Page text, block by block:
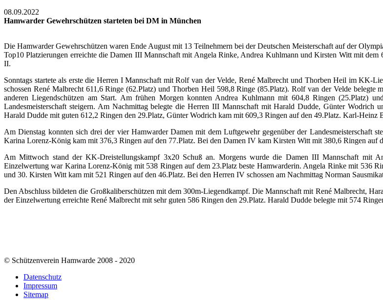
08.09.2022
Hamwarder Gewehrschützen starteten bei DM in München
Die Hamwarder Gewehrschützen waren Ende August mit 13 Teilnehmern bei der Deutschen Meisterschaft auf der
Top10 Platzierungen erreichte die Damen III Mannschaft mit Angela Rinke, Andrea Kuhlmann und Kirsten Witt mit
II.
Sonntags startete als erste die Herren I Mannschaft mit Rolf van der Velde, René Malbrecht und Thorben Heil im KK-
schossen René Malbrecht 611,6 Ringe (62.Platz) und Thorben Heil 598,8 Ringe (85.Platz). Rolf van der Velde
anderen Liegendschützen am Start. Am frühen Morgen konnten Andrea Kuhlmann mit 604,8 Ringen (25.Platz)
Landesmeisterschaft steigern. Am Nachmittag belegte die Herren III Mannschaft mit Harald Dudde, Günter
Harald Dudde mit guten 612,2 Ringen den 29.Platz, Günter Wodrich kam mit 609,3 Ringen auf den 49.Platz. Karl-
Am Dienstag konnten sich drei der vier Hamwarder Damen mit dem Luftgewehr gegenüber der Landesmeisterschaft
Karina Lorenz-König kam mit 376,3 Ringen auf den 77.Platz. Bei den Damen IV kam Kirsten Witt mit 380,6 Ringen auf
Am Mittwoch stand der KK-Dreistellungskampf 3x20 Schuß an. Morgens wurde die Damen III Mannschaft mit
Einzelwertung war Karina Lorenz-König mit 538 Ringen auf dem 23.Platz beste Hamwarderin. Angela Rinke mit 536
und 30. Kirsten Witt kam mit 521 Ringen auf den 46.Platz. Bei den Herren IV schossen am Nachmittag Norman
Den Abschluss bildeten die Großkaliberschützen mit dem 300m-Liegendkampf. Die Mannschaft mit René Malbrecht,
der Einzelwertung erreichte René Malbrecht mit sehr guten 586 Ringen den 29.Platz. Harald Dudde belegte mit 574
© Schützenverein Hamwarde 2008 - 2020
Datenschutz
Impressum
Sitemap